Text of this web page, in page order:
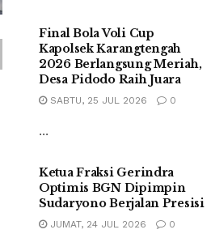
Final Bola Voli Cup
Kapolsek Karangtengah
2026 Berlangsung Meriah,
Desa Pidodo Raih Juara
SABTU, 25 JUL 2026 0
...
Ketua Fraksi Gerindra
Optimis BGN Dipimpin
Sudaryono Berjalan Presisi
JUMAT, 24 JUL 2026 0